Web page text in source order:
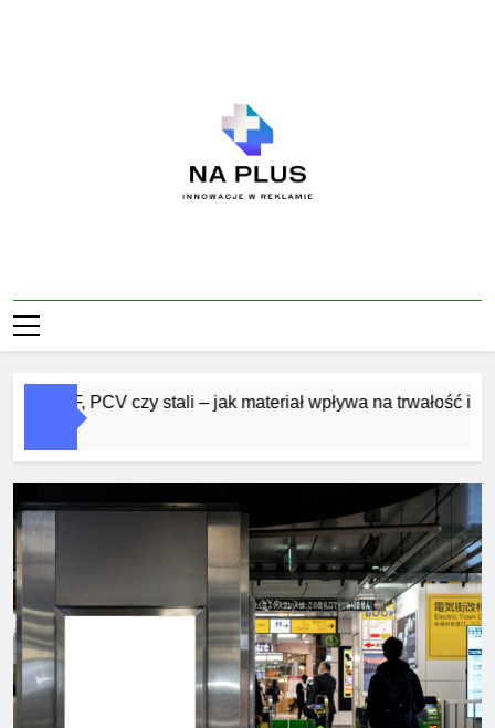
Na Plus
PCV czy stali – jak materiał wpływa na trwałość i